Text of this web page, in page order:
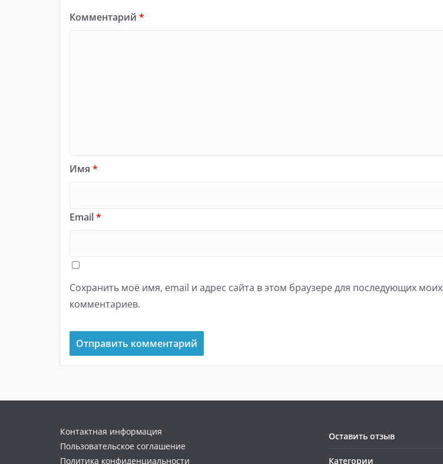
Комментарий *
Имя *
Email*
Сохранить моё имя, email и адрес сайта в этом браузере для последующих моих
комментариев.
Контактная информация
Пользовательское соглашение
Политика конфиденциальности
Оставить отзыв
Категории